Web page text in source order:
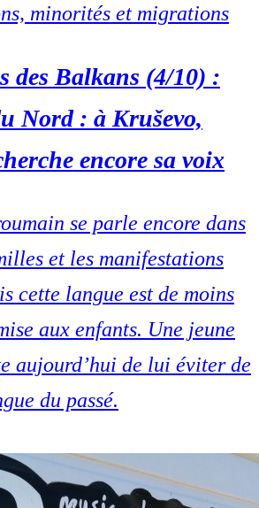
minorités et migrations
des Balkans (4/10) :
Nord : à Kruševo,
encore sa voix
se parle encore dans
et les manifestations
cette langue est de moins
aux enfants. Une jeune
aujourd’hui de lui éviter de
du passé.